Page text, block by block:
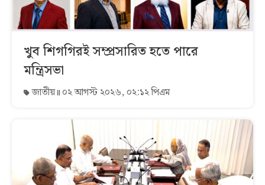
খুব শিগগিরই সম্প্রসারিত হতে পারে
মন্ত্রিসভা
জাতীয় ০২ আগস্ট ২০২৬, ০২:১২ পিএম